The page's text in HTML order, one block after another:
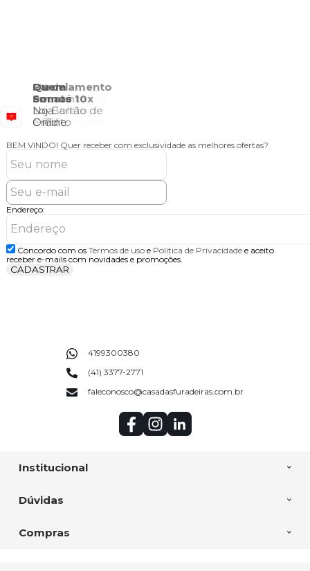
Quem
Somos
Loja
Online
BEM VINDO! Quer receber com exclusividade as melhores ofertas?
Endereço:
Concordo com os Termos de usoe Politica de Privacidadee aceito
receber e-mails com novidades e promoções.
CADASTRAR
Institucional
Dúvidas
Compras
4199300380
(41) 3377-2771
faleconosco@casadasfuradeiras.com.br